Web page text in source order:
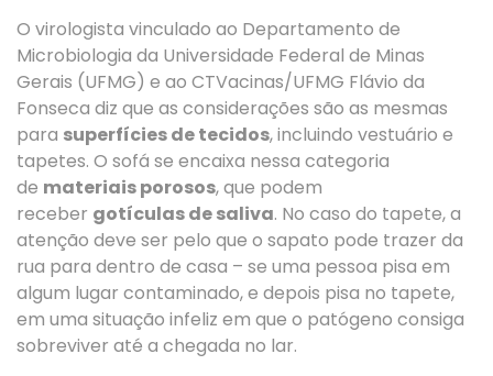
O virologista vinculado ao Departamento de
Microbiologia da Universidade Federal de Minas
Gerais (UFMG) e ao CTVacinas/UFMG Flávio da
Fonseca diz que as considerações são as mesmas
para superfícies de tecidos, incluindo vestuário e
tapetes. O sofá se encaixa nessa categoria
de materiais porosos, que podem
receber gotículas de saliva. No caso do tapete, a
atenção deve ser pelo que o sapato pode trazer da
rua para dentro de casa – se uma pessoa pisa em
algum lugar contaminado, e depois pisa no tapete,
em uma situação infeliz em que o patógeno consiga
sobreviver até a chegada no lar.